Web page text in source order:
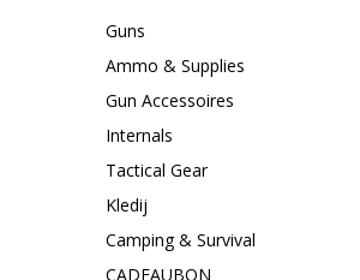
Guns
Ammo & Supplies
Gun Accessoires
Internals
Tactical Gear
Kledij
Camping & Survival
CADEAUBON